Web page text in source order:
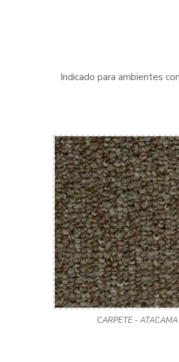
Indicado para ambientes
CARPETE - ATACAMA